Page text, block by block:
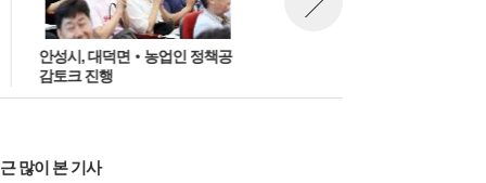
안성시, 대덕면‧농업인 정책공
감토크 진행
많이 본 기사